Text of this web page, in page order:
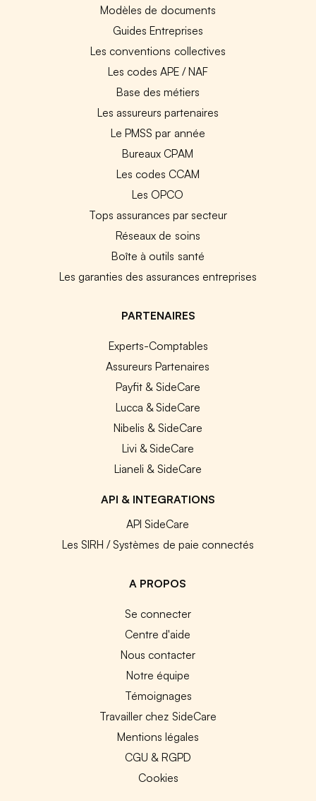
Modèles de documents
Guides Entreprises
Les conventions collectives
Les codes APE / NAF
Base des métiers
Les assureurs partenaires
Le PMSS par année
Bureaux CPAM
Les codes CCAM
Les OPCO
Tops assurances par secteur
Réseaux de soins
Boîte à outils santé
Les garanties des assurances entreprises
PARTENAIRES
Experts-Comptables
Assureurs Partenaires
Payfit & SideCare
Lucca & SideCare
Nibelis & SideCare
Livi & SideCare
Lianeli & SideCare
API & INTEGRATIONS
API SideCare
Les SIRH / Systèmes de paie connectés
A PROPOS
Se connecter
Centre d'aide
Nous contacter
Notre équipe
Témoignages
Travailler chez SideCare
Mentions légales
CGU & RGPD
Cookies